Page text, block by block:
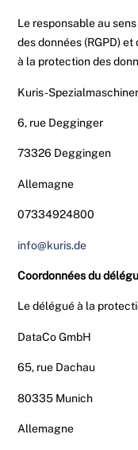
Le responsable au
des données (RGPD)
à la protection des
Kuris-
6, rue Degginger
73326 Deggingen
Allemagne
07334924800
info@kuris.de
Coordonnées du
Le délégué à la
DataCo GmbH
65, rue Dachau
80335 Munich
Allemagne